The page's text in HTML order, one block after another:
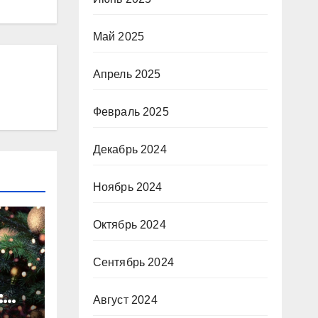
Май 2025
Апрель 2025
Февраль 2025
Декабрь 2024
Ноябрь 2024
Октябрь 2024
Сентябрь 2024
Август 2024